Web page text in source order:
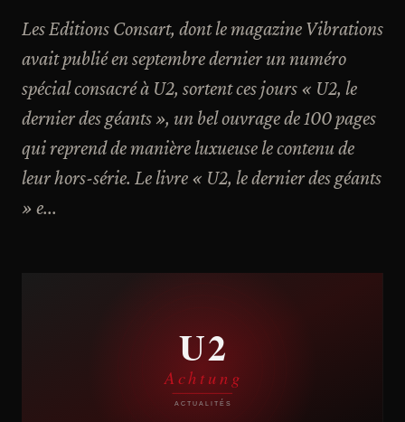
Les Editions Consart, dont le magazine Vibrations
avait publié en septembre dernier un numéro
spécial consacré à U2, sortent ces jours « U2, le
dernier des géants », un bel ouvrage de 100 pages
qui reprend de manière luxueuse le contenu de
leur hors-série. Le livre « U2, le dernier des géants
» e...